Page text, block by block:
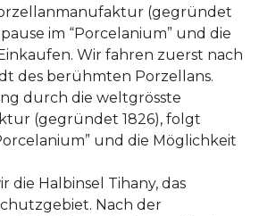
(gegründet
im “Porcelanium” und die
Wir fahren zuerst nach
des berühmten Porzellans.
durch die weltgrösste
(gegründet 1826), folgt
und die Möglichkeit
die Halbinsel Tihany, das
Nach der